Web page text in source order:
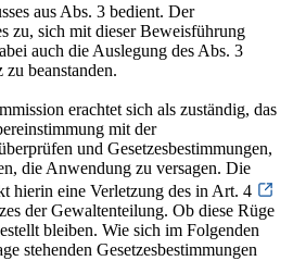
aus Abs. 3 bedient. Der
zu, sich mit dieser Beweisführung
auch die Auslegung des Abs. 3
beanstanden.
erachtet sich als zuständig, das
mit der
und Gesetzesbestimmungen,
die Anwendung zu versagen. Die
hierin eine Verletzung des in Art. 4
der Gewaltenteilung. Ob diese Rüge
bleiben. Wie sich im Folgenden
stehenden Gesetzesbestimmungen